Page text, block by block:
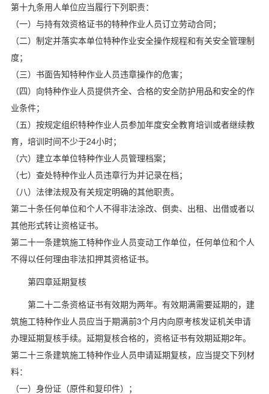
第十九条用人单位应当履行下列职责：
（一）与持有效资格证书的特种作业人员订立劳动合同；
（二）制定并落实本单位特种作业安全操作规程和有关安全管理制
度；
（三）书面告知特种作业人员违章操作的危害；
（四）向特种作业人员提供齐全、合格的安全防护用品和安全的作
业条件；
（五）按规定组织特种作业人员参加年度安全教育培训或者继续教
育，培训时间不少于24小时；
（六）建立本单位特种作业人员管理档案；
（七）查处特种作业人员违章行为并记录在档；
（八）法律法规及有关规定明确的其他职责。
第二十条任何单位和个人不得非法涂改、倒卖、出租、出借或者以
其他形式转让资格证书。
第二十一条建筑施工特种作业人员变动工作单位，任何单位和个人
不得以任何理由非法扣押其资格证书。
第四章延期复核
第二十二条资格证书有效期为两年。有效期满需要延期的，建
筑施工特种作业人员应当于期满前3个月内向原考核发证机关申请
办理延期复核手续。延期复核合格的，资格证书有效期延期2年。
第二十三条建筑施工特种作业人员申请延期复核，应当提交下列材
料：
（一）身份证（原件和复印件）；